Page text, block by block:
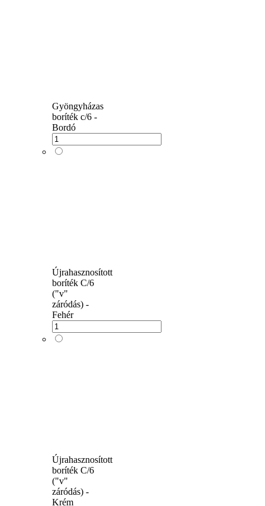
Gyöngyházas
boríték c/6 -
Bordó
Újrahasznosított
boríték C/6
("v"
záródás) -
Fehér
Újrahasznosított
boríték C/6
("v"
záródás) -
Krém